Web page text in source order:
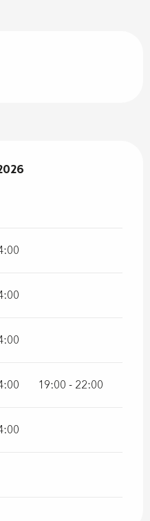
2026
19:00 - 22:00